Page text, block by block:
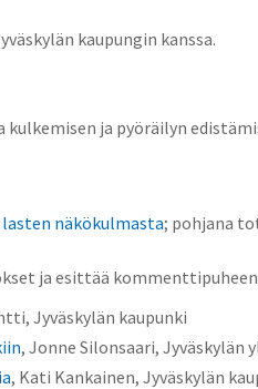
kaupungin kanssa.
ja pyöräilyn
näkökulmasta; pohjana
ja esittää
Jyväskylän kaupunki
, Jonne Silonsaari, Jyväskylän
, Kati Kankainen, Jyväskylän